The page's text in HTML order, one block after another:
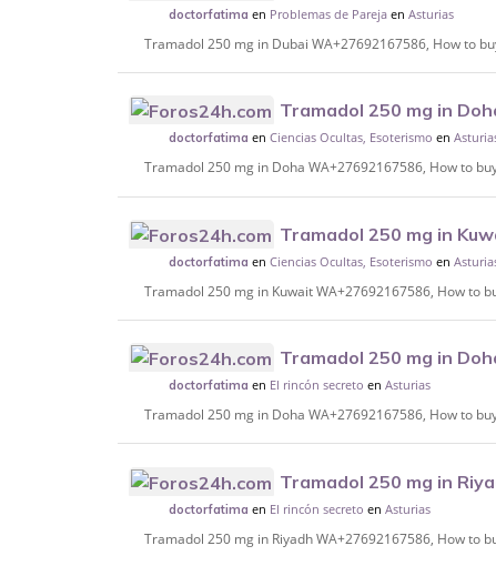
buy Xanax, Lyrica in Dubai, Sharjah..
doctorfatima en Problemas de Pareja enAsturias
Tramadol 250 mg in Dubai WA+27692167586, How to
Tramadol 250 mg in
buy Xanax, Lyrica in Doha, Qatar.
doctorfatima enCiencias Ocultas, Esoterismo en
Tramadol 250 mg in Doha WA+27692167586, How to
Tramadol 250 mg in
buy Xanax, Lyrica in Kuwait City.
doctorfatima enCiencias Ocultas, Esoterismo en
Tramadol 250 mg in Kuwait WA+27692167586, How to
Tramadol 250 mg in
buy Xanax, Lyrica in Riyadh, Saudi Arabia.
doctorfatima en El rincón secreto enAsturias
Tramadol 250 mg in Doha WA+27692167586, How to
Tramadol 250 mg in
buy Xanax, Lyrica in Riyadh, Saudi Arabia.
doctorfatima en El rincón secreto enAsturias
Tramadol 250 mg in Riyadh WA+27692167586, How to